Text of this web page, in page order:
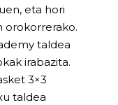
eta hori
orokorrerako.
taldea
irabazita.
3×3
taldea